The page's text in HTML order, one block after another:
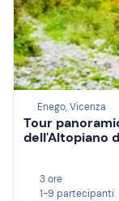
Enego, Vicenza
Tour
dell'Altopiano
3 ore
1-9 partecipanti